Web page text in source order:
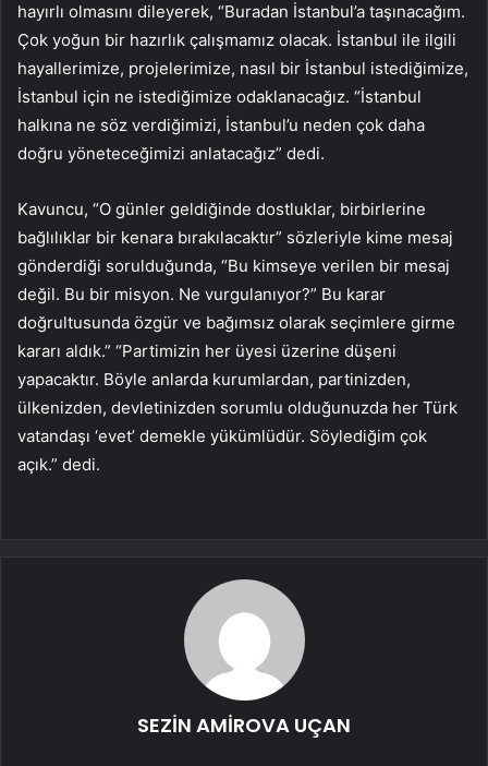
hayırlı olmasını dileyerek, “Buradan İstanbul’a taşınacağım.
Çok yoğun bir hazırlık çalışmamız olacak. İstanbul ile ilgili
hayallerimize, projelerimize, nasıl bir İstanbul istediğimize,
İstanbul için ne istediğimize odaklanacağız. “İstanbul
halkına ne söz verdiğimizi, İstanbul’u neden çok daha
doğru yöneteceğimizi anlatacağız” dedi.
Kavuncu, “O günler geldiğinde dostluklar, birbirlerine
bağlılıklar bir kenara bırakılacaktır” sözleriyle kime mesaj
gönderdiği sorulduğunda, “Bu kimseye verilen bir mesaj
değil. Bu bir misyon. Ne vurgulanıyor?” Bu karar
doğrultusunda özgür ve bağımsız olarak seçimlere girme
kararı aldık.” “Partimizin her üyesi üzerine düşeni
yapacaktır. Böyle anlarda kurumlardan, partinizden,
ülkenizden, devletinizden sorumlu olduğunuzda her Türk
vatandaşı ‘evet’ demekle yükümlüdür. Söylediğim çok
açık.” dedi.
SEZİN AMİROVA UÇAN